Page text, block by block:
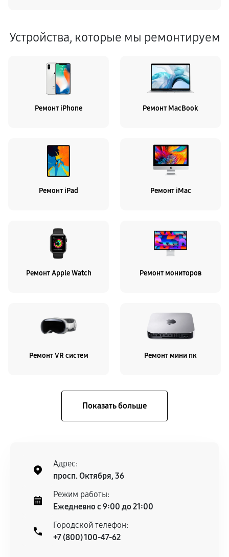
Устройства, которые мы ремонтируем
Ремонт iPhone Ремонт MacBook
Ремонт iPad Ремонт iMac
Ремонт Apple Watch Ремонт мониторов
Ремонт VR систем Ремонт мини пк
Адрес:
просп. Октября, 36
Режим работы:
Ежедневно с 9:00 до 21:00
Городской телефон:
+7 (800) 100-47-62